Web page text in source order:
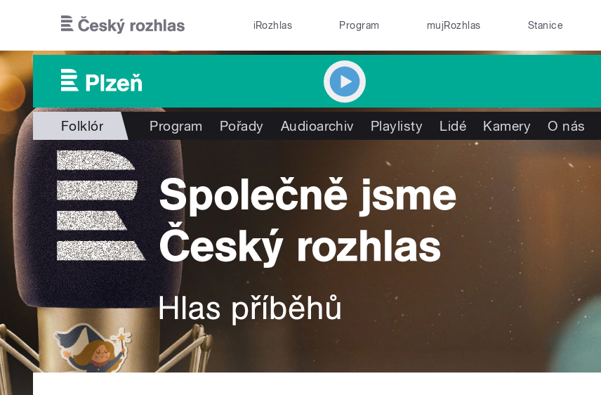
iRozhlas Program mujRozhlas Stanice
Folklór Program Pořady Audioarchiv Playlisty Lidé Kamery O nás